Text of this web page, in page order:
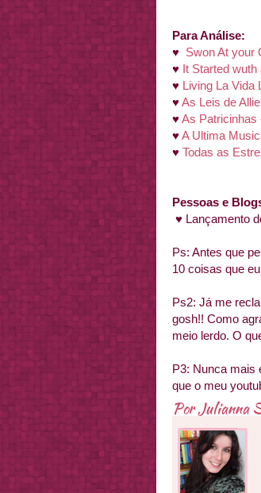
Para Análise:
♥ Swon At your
♥ It Started wuth
♥ Living La Vida
♥As Leis de
♥As Patricinhas
♥A Ultima
♥ Todas as
Pessoas e
♥ Lançamento
Ps: Antes que
10 coisas que
Ps2: Já me
gosh!! Como
meio lerdo. O
P3: Nunca mais
que o meu
PorJulianna